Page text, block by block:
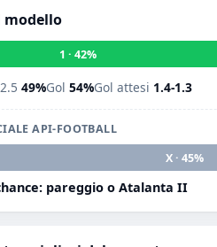
modello
1 · 42%
49%Gol 54%Gol attesi 1.4-1.3
API-FOOTBALL
X · 45%
pareggio o Atalanta II